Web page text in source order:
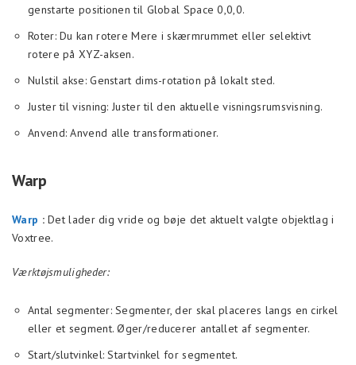
genstarte positionen til Global Space 0,0,0.
Roter: Du kan rotere Mere i skærmrummet eller selektivt
rotere på XYZ-aksen.
Nulstil akse: Genstart dims-rotation på lokalt sted.
Juster til visning: Juster til den aktuelle visningsrumsvisning.
Anvend: Anvend alle transformationer.
Warp
Warp :Det lader dig vride og bøje det aktuelt valgte objektlag i
Voxtree.
Værktøjsmuligheder:
Antal segmenter: Segmenter, der skal placeres langs en cirkel
eller et segment. Øger/reducerer antallet af segmenter.
Start/slutvinkel: Startvinkel for segmentet.